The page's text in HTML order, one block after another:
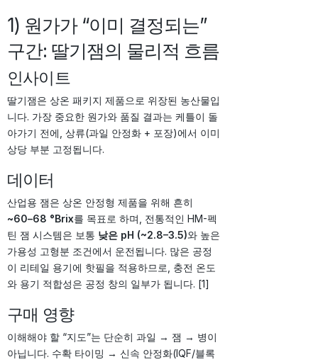
1) 원가가 “이미 결정되는”
구간: 딸기잼의 물리적 흐름
인사이트
딸기잼은 상온 패키지 제품으로 위장된 농산물입
니다. 가장 중요한 원가와 품질 결과는 케틀이 돌
아가기 전에, 상류(과일 안정화 + 포장)에서 이미
상당 부분 고정됩니다.
데이터
산업용 잼은 상온 안정형 제품을 위해 흔히
~60–68 °Brix를 목표로 하며, 전통적인 HM-펙
틴 잼 시스템은 보통 낮은 pH (~2.8–3.5)와 높은
가용성 고형분 조건에서 운전됩니다. 많은 공정
이 리테일 용기에 핫필을 적용하므로, 충전 온도
와 용기 적합성은 공정 창의 일부가 됩니다. [1]
구매 영향
이해해야 할 “지도”는 단순히 과일 → 잼 → 병이
아닙니다. 수확 타이밍 → 신속 안정화(IQF/블록